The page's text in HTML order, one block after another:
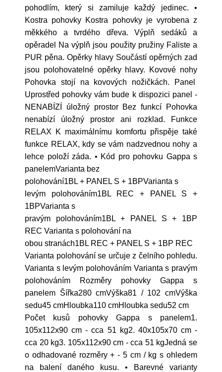
pohodlím, který si zamiluje každý jedinec. •
Kostra pohovky Kostra pohovky je vyrobena z
měkkého a tvrdého dřeva. Výplň sedáků a
opěradel Na výplň jsou použity pružiny Faliste a
PUR pěna. Opěrky hlavy Součástí opěrných zad
jsou polohovatelné opěrky hlavy. Kovové nohy
Pohovka stojí na kovových nožičkách. Panel
Uprostřed pohovky vám bude k dispozici panel -
NENABÍZÍ úložný prostor Bez funkcí Pohovka
nenabízí úložný prostor ani rozklad. Funkce
RELAX K maximálnímu komfortu přispěje také
funkce RELAX, kdy se vám nadzvednou nohy a
lehce položí záda. • Kód pro pohovku Gappa s
panelemVarianta bez
polohování1BL + PANEL S + 1BPVarianta s
levým polohováním1BL REC + PANEL S +
1BPVarianta s
pravým polohováním1BL + PANEL S + 1BP
REC Varianta s polohování na
obou stranách1BL REC + PANEL S + 1BP REC
Varianta polohování se určuje z čelního pohledu.
Varianta s levým polohováním Varianta s pravým
polohováním Rozměry pohovky Gappa s
panelem Šířka280 cmVýška81 / 102 cmVýška
sedu45 cmHloubka110 cmHloubka sedu52 cm
Počet kusů pohovky Gappa s panelem1.
105x112x90 cm - cca 51 kg2. 40x105x70 cm -
cca 20 kg3. 105x112x90 cm - cca 51 kgJedná se
o odhadované rozměry + - 5 cm / kg s ohledem
na balení daného kusu. • Barevné varianty